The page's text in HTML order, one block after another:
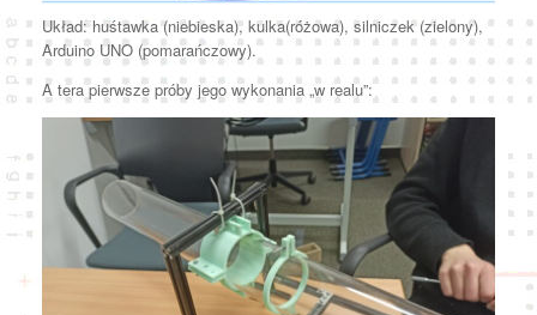
Układ: huśtawka (niebieska), kulka(różowa), silniczek (zielony),
Arduino UNO (pomarańczowy).
A tera pierwsze próby jego wykonania „w realu”: